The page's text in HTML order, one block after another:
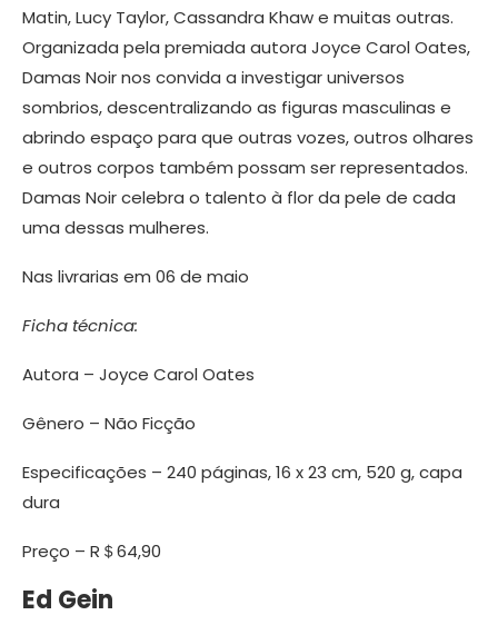
Matin, Lucy Taylor, Cassandra Khaw e muitas outras.
Organizada pela premiada autora Joyce Carol Oates,
Damas Noir nos convida a investigar universos
sombrios, descentralizando as figuras masculinas e
abrindo espaço para que outras vozes, outros olhares
e outros corpos também possam ser representados.
Damas Noir celebra o talento à flor da pele de cada
uma dessas mulheres.
Nas livrarias em 06 de maio
Ficha técnica:
Autora – Joyce Carol Oates
Gênero – Não Ficção
Especificações – 240 páginas, 16 x 23 cm, 520 g, capa
dura
Preço – R＄64,90
Ed Gein